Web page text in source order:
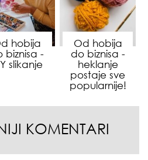
hobija
biznisa -
slikanje
Od hobija
do biznisa -
heklanje
postaje sve
popularnije!
KOMENTARI